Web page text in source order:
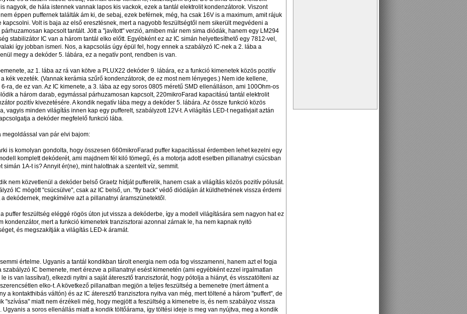
nagyok, de hála istennek vannak lapos kis vackok, ezek a tantál elektrolit kondenzátorok. Viszont
éppen puffernek találták ám ki, de sebaj, ezek beférnek, még, ha csak 16V is a maximum, amit rájuk
kapcsolni. Volt is baja az első eresztésnek, mert a nagyobb feszültségtől nem sikerült megvédeni a
párhuzamosan kapcsolt tantált. Jött a "javított" verzió, amiben már nem sima diódák, hanem egy LM294
stabilizátor IC van a három tantál elko előtt. Egyébként ez az IC simán helyettesíthető egy 7812-vel,
így jobban ismeri. Nos, a kapcsolás úgy épül fel, hogy ennek a szabályzó IC-nek a 2. lába a
megy a dekóder 5. lábára, ez a negatív pont, rendben is van.
az 1. lába az rá van kötve a PLUX22 dekóder 9. lábára, ez a funkció kimenetek közös pozitív
kék vezeték. (Vannak kerámia szűrő kondenzátorok, de ez most nem lényeges.) Nem ide kellene,
6-ra, de ez van. Az IC kimenete, a 3. lába az egy soros 0805 méretű SMD ellenálláson, ami 100Ohm-os
a három darab, egymással párhuzamosan kapcsolt, 220mikroFarad kapacitású tantál elektrolit
pozitív kivezetésére. A kondik negatív lába megy a dekóder 5. lábára. Az össze funkció közös
vagyis minden világítás innen kap egy pufferelt, szabályzott 12V-t. A világítás LED-t negatívjait aztán
a dekóder megfelelő funkció lába.
megoldással van pár elvi bajom:
is komolyan gondolta, hogy összesen 660mikroFarad puffer kapacitással érdemben lehet kezelni egy
komplett dekóderét, ami majdnem fél kiló tömegű, és a motorja adott esetben pillanatnyi csúcsban
simán 1A-t is? Annyit ér(ne), mint halottnak a szentelt víz, semmit.
nem közvetlenül a dekóder belső Graetz hídját pufferelik, hanem csak a világítás közös pozitív pólusát.
IC mögött "csücsülve", csak az IC belső, un. "fly back" védő diódáján át küldhetnének vissza érdemi
a dekódernek, megkímélve azt a pillanatnyi áramszünetektől.
puffer feszültség eléggé rögös úton jut vissza a dekóderbe, így a modell világítására sem nagyon hat ez
kondenzátor, mert a funkció kimenetek tranzisztorai azonnal zárnak le, ha nem kapnak nyitó
és megszakítják a világítás LED-k áramát.
értelme. Ugyanis a tantál kondikban tárolt energia nem oda fog visszamenni, hanem azt el fogja
szabályzó IC bemenete, mert érezve a pillanatnyi esést kimenetén (ami egyébként ezzel irgalmatlan
is van lassítva!), elkezdi nyitni a saját áteresztő tranzisztorát, hogy pótolja a hiányt, és visszatölteni az
elko-t. A következő pillanatban megjön a teljes feszültség a bemenetre (mert átment a
a kontakthibás váltón) és az IC áteresztő tranzisztora nyitva van még, mert töltené a három "puffert", de
"szívása" miatt nem érzékeli még, hogy megjött a feszültség a kimenetre is, és nem szabályoz vissza
Ugyanis a soros ellenállás miatt a kondik töltőárama, így töltési ideje is meg van nyújtva, meg a kondik